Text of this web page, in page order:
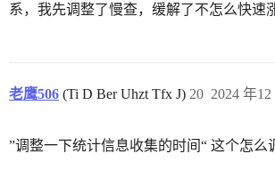
系，我先调整了慢查，缓解了不怎么快速
老鹰506 (Ti D Ber Uhzt Tfx J) 2024 年
20
”调整一下统计信息收集的时间“ 这个怎么